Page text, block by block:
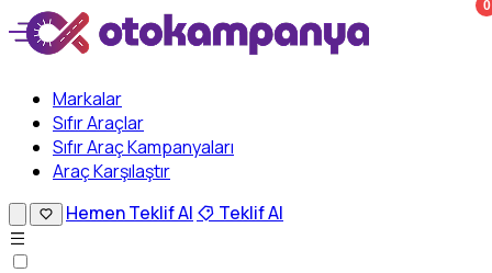
Markalar
Sıfır Araçlar
Sıfır Araç Kampanyaları
Araç Karşılaştır
0
Hemen Teklif Al Teklif Al